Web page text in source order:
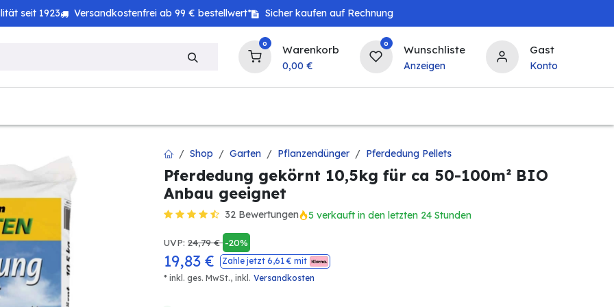
seit 1923 Versandkostenfrei ab 99 € bestellwert* Sicher kaufen auf Rechnung
0 Warenkorb
0,00 €
0 Wunschliste
Anzeigen
Gast
Konto
Shop Garten Pflanzendünger Pferdedung Pellets
Pferdedung gekörnt 10,5kg für ca 50-100m² BIO
Anbau geeignet
32 Bewertungen 5 verkauft in den letzten 24 Stunden
UVP: 24,79€ -20%
19,83 € Zahle jetzt 6,61€ mit
* inkl. ges. MwSt., inkl. Versandkosten